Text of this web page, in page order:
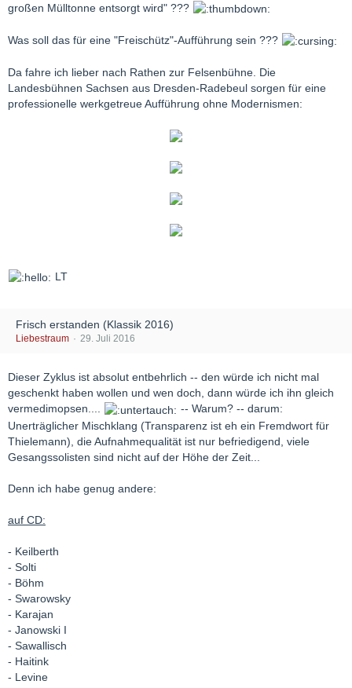
großen Mülltonne entsorgt wird" ???
Was soll das für eine "Freischütz"-Aufführung sein ???
Da fahre ich lieber nach Rathen zur Felsenbühne. Die
Landesbühnen Sachsen aus Dresden-Radebeul sorgen für eine
professionelle werkgetreue Aufführung ohne Modernismen:
LT
Frisch erstanden (Klassik 2016)
Liebestraum 29. Juli 2016
Dieser Zyklus ist absolut entbehrlich -- den würde ich nicht mal
geschenkt haben wollen und wen doch, dann würde ich ihn gleich
vermedimopsen....
-- Warum? -- darum:
Unerträglicher Mischklang (Transparenz ist eh ein Fremdwort für
Thielemann), die Aufnahmequalität ist nur befriedigend, viele
Gesangssolisten sind nicht auf der Höhe der Zeit...
Denn ich habe genug andere:
auf CD:
- Keilberth
- Solti
- Böhm
- Swarowsky
- Karajan
- Janowski I
- Sawallisch
- Haitink
- Levine